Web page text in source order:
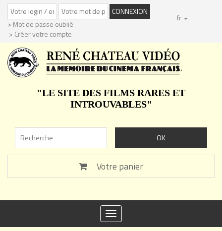
> Mot de passe oublié
> Créer votre compte
fr
"LE SITE DES FILMS RARES ET
INTROUVABLES"
Votre panier
Toggle
navigation